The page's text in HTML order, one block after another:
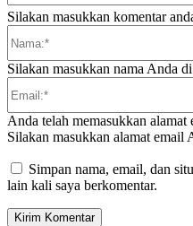
Silakan masukkan komentar
Silakan masukkan nama Anda
Anda telah memasukkan alamat
Silakan masukkan alamat email
Simpan nama, email, dan
lain kali saya berkomentar.